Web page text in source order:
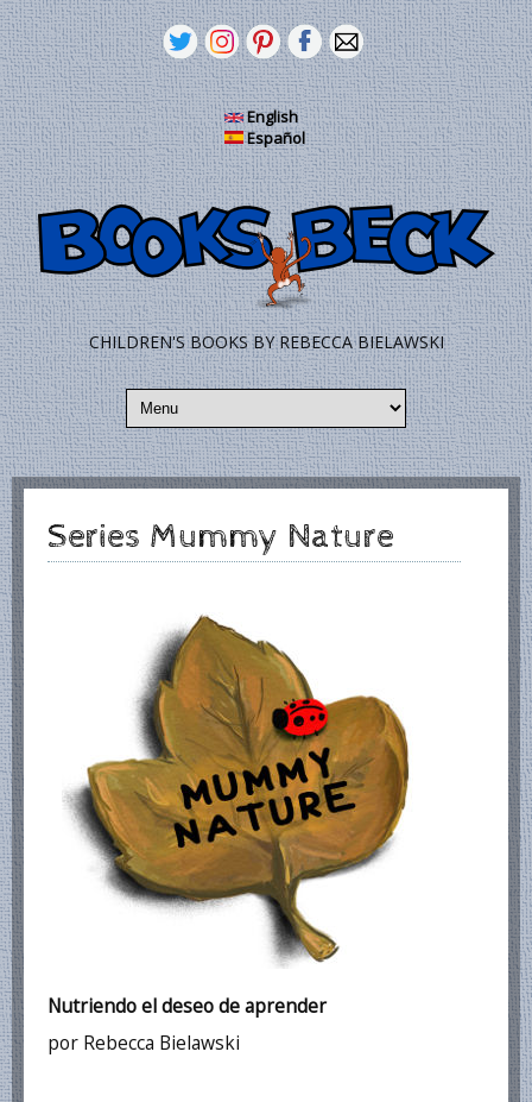
Pasar al contenido principal
English
Español
CHILDREN'S BOOKS BY REBECCA BIELAWSKI
Series Mummy Nature
Nutriendo el deseo de aprender
por Rebecca Bielawski